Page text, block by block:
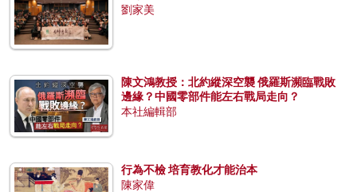
劉家美
陳文鴻教授：北約縱深空襲 俄羅斯瀕臨戰敗
邊緣？中國零部件能左右戰局走向？
本社編輯部
行為不檢 培育教化才能治本
陳家偉